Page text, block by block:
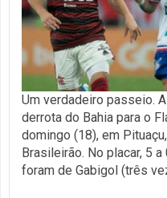
Um verdadeiro passeio.
derrota do Bahia para o
domingo (18), em
Brasileirão. No placar, 5
foram de Gabigol (três